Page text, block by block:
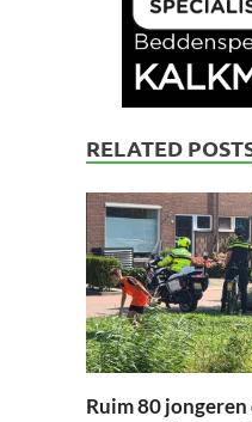
RELATED
Ruim 80 jongeren